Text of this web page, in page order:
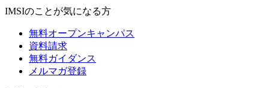
IMSIのことが気になる方
無料オープンキャンパス
資料請求
無料ガイダンス
メルマガ登録